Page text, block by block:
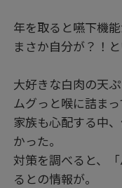
年を取ると嚥下機
まさか自分が？！と
大好きな白肉の天
ムグっと喉に詰まっ
家族も心配する中
かった。
対策を調べると、
るとの情報が。